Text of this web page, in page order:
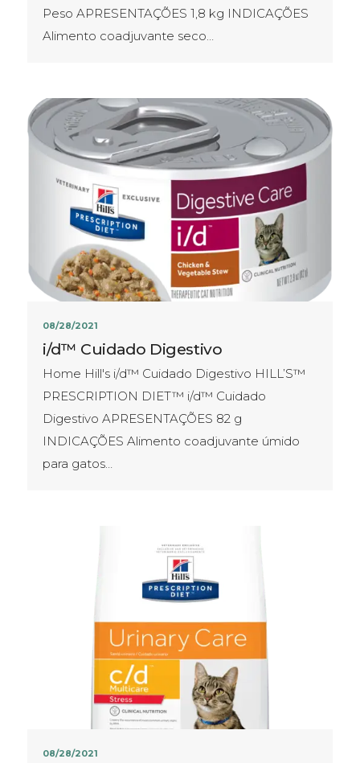
Peso APRESENTAÇÕES​ 1,8 kg INDICAÇÕES
Alimento coadjuvante seco…
08/28/2021
i/d™ Cuidado Digestivo
Home Hill's i/d™ Cuidado Digestivo HILL’S™
PRESCRIPTION DIET™ i/d™ Cuidado
Digestivo APRESENTAÇÕES​ 82 g
INDICAÇÕES Alimento coadjuvante úmido
para gatos…
08/28/2021